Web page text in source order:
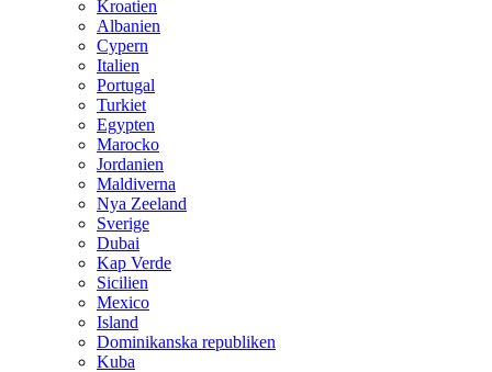
Kroatien
Albanien
Cypern
Italien
Portugal
Turkiet
Egypten
Marocko
Jordanien
Maldiverna
Nya Zeeland
Sverige
Dubai
Kap Verde
Sicilien
Mexico
Island
Dominikanska republiken
Kuba